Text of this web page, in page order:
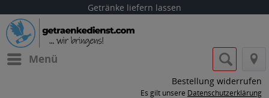
Getränke liefern lassen
Menü
Bestellung widerrufen
Es gilt unsere Datenschutzerklärung